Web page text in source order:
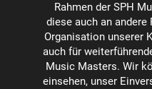
Rahmen der SPH
diese auch an
Organisation unserer
auch für
Music Masters. Wir
einsehen, unser